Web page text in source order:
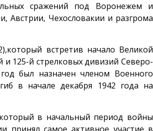
сражений под Воронежем и
Австрии, Чехословакии и разгрома
встретив начало Великой
125-й стрелковых дивизий Северо-
был назначен членом Военного
в начале декабря 1942 года на
в начальный период войны